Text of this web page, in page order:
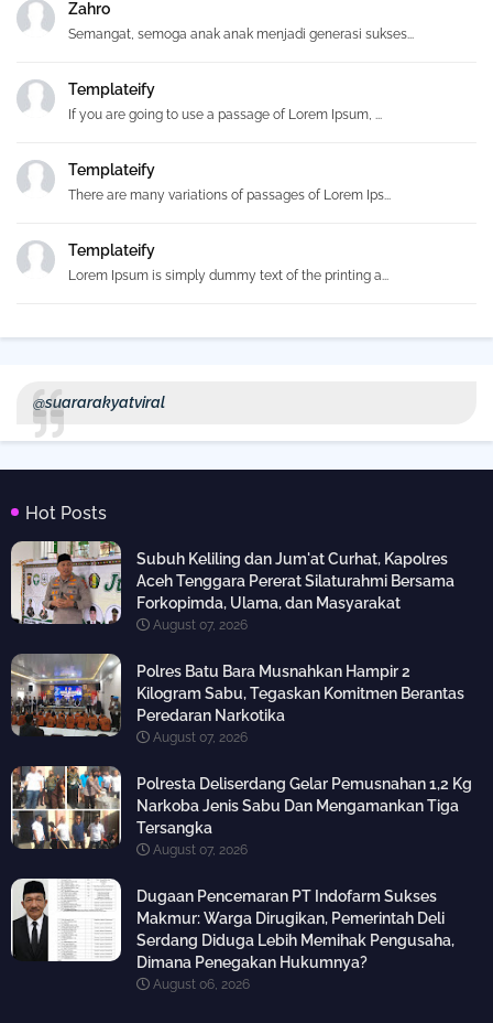
Zahro
Semangat, semoga anak anak menjadi generasi sukses...
Templateify
If you are going to use a passage of Lorem Ipsum, ...
Templateify
There are many variations of passages of Lorem Ips...
Templateify
Lorem Ipsum is simply dummy text of the printing a...
@suararakyatviral
Hot Posts
Subuh Keliling dan Jum'at Curhat, Kapolres
Aceh Tenggara Pererat Silaturahmi Bersama
Forkopimda, Ulama, dan Masyarakat
August 07, 2026
Polres Batu Bara Musnahkan Hampir 2
Kilogram Sabu, Tegaskan Komitmen Berantas
Peredaran Narkotika
August 07, 2026
Polresta Deliserdang Gelar Pemusnahan 1,2 Kg
Narkoba Jenis Sabu Dan Mengamankan Tiga
Tersangka
August 07, 2026
Dugaan Pencemaran PT Indofarm Sukses
Makmur: Warga Dirugikan, Pemerintah Deli
Serdang Diduga Lebih Memihak Pengusaha,
Dimana Penegakan Hukumnya?
August 06, 2026